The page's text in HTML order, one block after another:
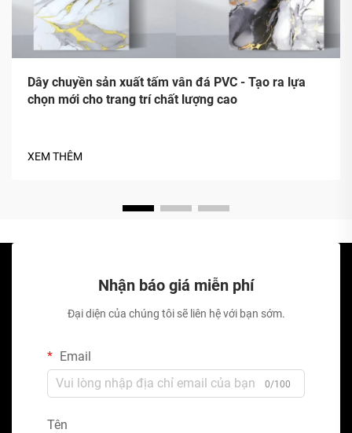
Dây chuyền sản xuất tấm vân đá PVC - Tạo ra lựa
chọn mới cho trang trí chất lượng cao
XEM THÊM
Nhận báo giá miễn phí
Đại diện của chúng tôi sẽ liên hệ với bạn sớm.
Email
0/100
Tên